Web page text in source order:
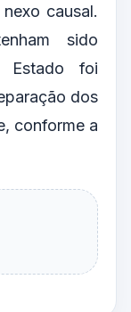
causal.
sido
Estado foi
dos
conforme a